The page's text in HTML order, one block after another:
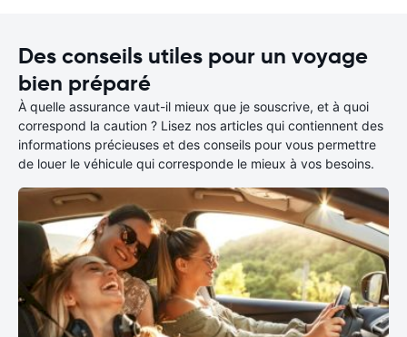
Des conseils utiles pour un voyage
bien préparé
À quelle assurance vaut-il mieux que je souscrive, et à quoi
correspond la caution ? Lisez nos articles qui contiennent des
informations précieuses et des conseils pour vous permettre
de louer le véhicule qui corresponde le mieux à vos besoins.